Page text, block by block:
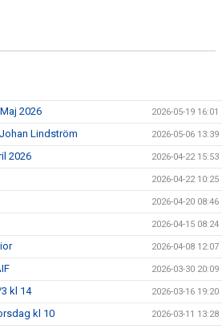
2026 2026-05-19 16:01
Lindström 2026-05-06 13:39
2026 2026-04-22 15:53
2026-04-22 10:25
2026-04-20 08:46
2026-04-15 08:24
2026-04-08 12:07
2026-03-30 20:09
kl 14 2026-03-16 19:20
kl 10 2026-03-11 13:28